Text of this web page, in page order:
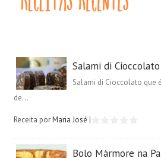
Salami di Cioccolato
Salami di Cioccolato que
de...
Receita porMaria José |
Bolo Mármore na